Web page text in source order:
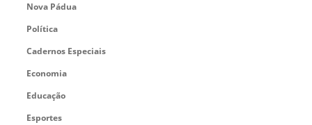
Nova Pádua
Política
Cadernos Especiais
Economia
Educação
Esportes